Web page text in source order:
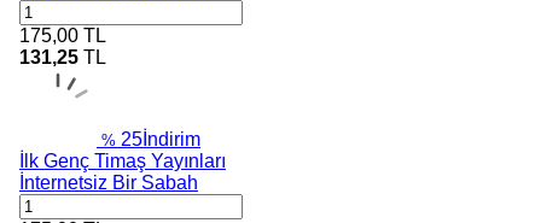
175,00 TL
131,25 TL
% 25 İndirim
İlk Genç Timaş Yayınları
İnternetsiz Bir Sabah